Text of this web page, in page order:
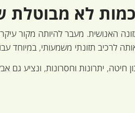
לא מבוטלת
האנושית. מעבר להיותה מקור
לרכיב תזונתי משמעותי, במיוחד
יתרונות וחסרונות, ונציע גם